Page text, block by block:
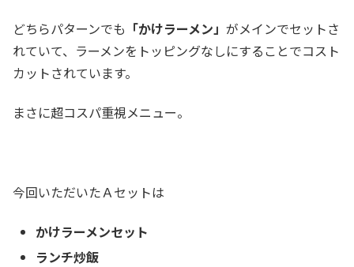
どちらパターンでも 「かけラーメン」 がメインでセットさ
れていて、ラーメンをトッピングなしにすることでコスト
カットされています。
まさに超コスパ重視メニュー。
今回いただいたＡセットは
かけラーメンセット
ランチ炒飯